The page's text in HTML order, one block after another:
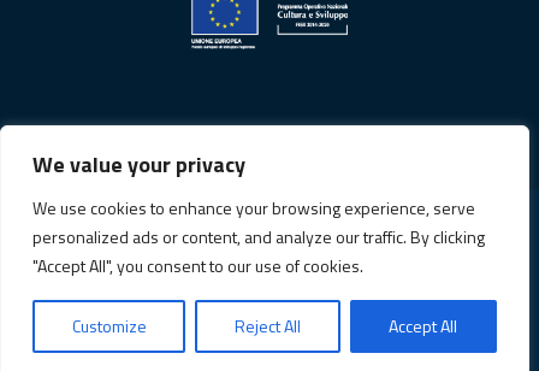
We value your privacy
We use cookies to enhance your browsing experience, serve
personalized ads or content, and analyze our traffic. By clicking
"Accept All", you consent to our use of cookies.
Customize Reject All Accept All
Informativa sulla privacy
© Copyright 2026. All Rights Reserved